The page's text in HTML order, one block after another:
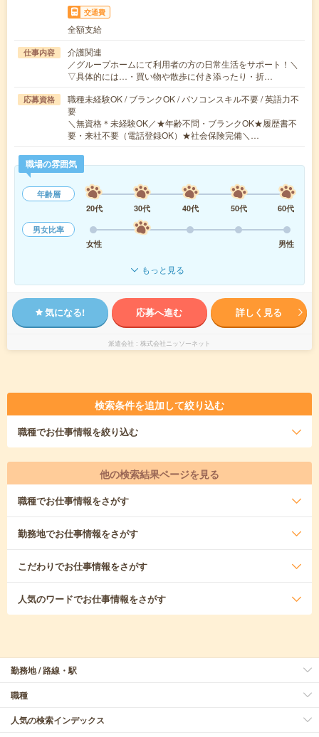
交通費
全額支給
仕事内容
介護関連
／グループホームにて利用者の方の日常生活をサポート！＼
▽具体的には…・買い物や散歩に付き添ったり・折…
応募資格
職種未経験OK / ブランクOK / パソコンスキル不要 / 英語力不
要
＼無資格＊未経験OK／★年齢不問・ブランクOK★履歴書不
要・来社不要（電話登録OK）★社会保険完備＼…
職場の雰囲気
年齢層
20代
30代 40代 50代
60代
男女比率
女性
男性
もっと見る
気になる! 応募へ進む 詳しく見る
派遣会社 株式会社ニッソーネット
検索条件を追加して絞り込む
職種でお仕事情報を絞り込む
他の検索結果ページを見る
職種でお仕事情報をさがす
勤務地でお仕事情報をさがす
こだわりでお仕事情報をさがす
人気のワードでお仕事情報をさがす
勤務地 / 路線・駅
職種
人気の検索インデックス